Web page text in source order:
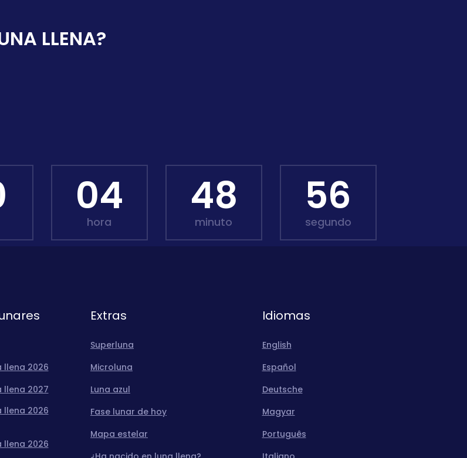
LLENA?
04
hora
48
minuto
55
segundo
llena 2026
llena 2027
llena 2026
llena 2026
Extras
Superluna
Microluna
Luna azul
Fase lunar de hoy
Mapa estelar
Idiomas
English
Español
Deutsche
Magyar
Português